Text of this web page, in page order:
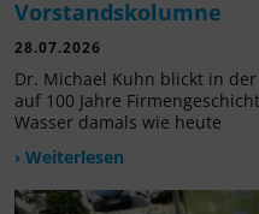
Vorstandskolumne
28.07.2026
Dr. Michael Kuhn blickt in
auf 100 Jahre
Wasser damals wie heute
› Weiterlesen